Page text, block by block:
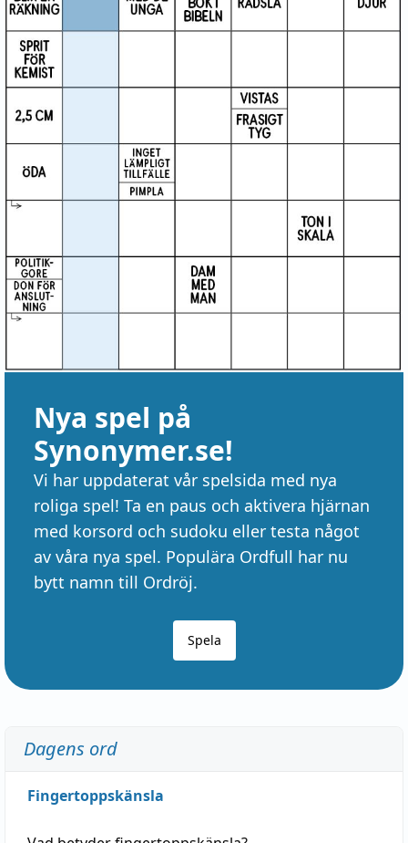
Nya spel på
Synonymer.se!
Vi har uppdaterat vår spelsida med nya
roliga spel! Ta en paus och aktivera hjärnan
med korsord och sudoku eller testa något
av våra nya spel. Populära Ordfull har nu
bytt namn till Ordröj.
Spela
Dagens ord
Fingertoppskänsla